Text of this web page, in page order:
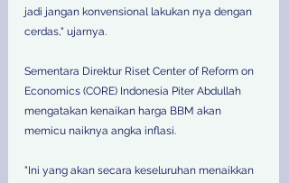
jadi jangan konvensional lakukan nya dengan
cerdas," ujarnya.
Sementara Direktur Riset Center of Reform on
Economics (CORE) Indonesia Piter Abdullah
mengatakan kenaikan harga BBM akan
memicu naiknya angka inflasi.
"Ini yang akan secara keseluruhan menaikkan